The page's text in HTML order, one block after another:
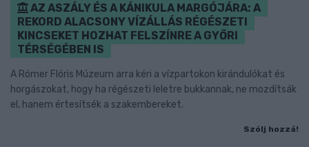
AZ ASZÁLY ÉS A KÁNIKULA MARGÓJÁRA: A
REKORD ALACSONY VÍZÁLLÁS RÉGÉSZETI
KINCSEKET HOZHAT FELSZÍNRE A GYŐRI
TÉRSÉGÉBEN IS
A Rómer Flóris Múzeum arra kéri a vízpartokon kirándulókat és
horgászokat, hogy ha régészeti leletre bukkannak, ne mozdítsák
el, hanem értesítsék a szakembereket.
Szólj hozzá!